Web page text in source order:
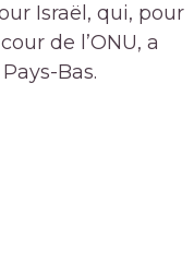
Israël, qui, pour
de l’ONU, a
Bas.